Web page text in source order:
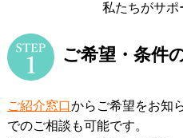
私たちがサポ
ご希望・条件
ご紹介窓口 からご希望をお知
でのご相談も可能です。